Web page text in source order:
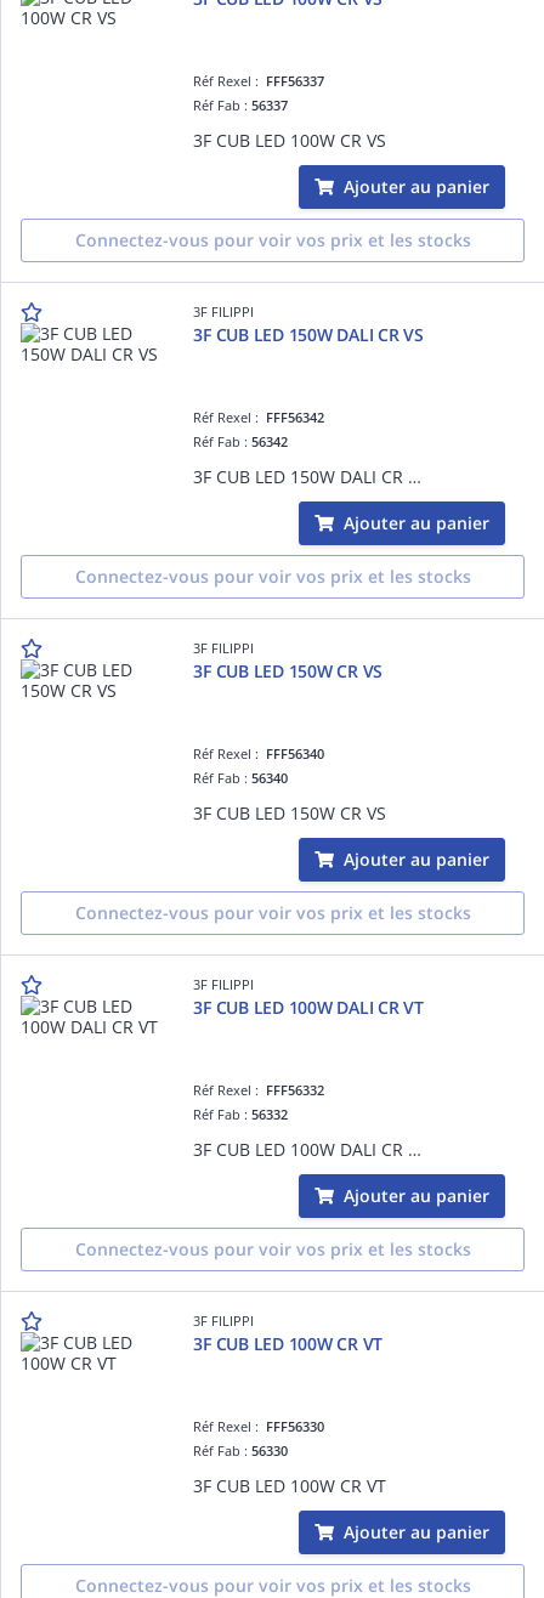
Réf Rexel : FFF56337
Réf Fab :56337
3F CUB LED 100W CR VS
Ajouter au panier
Connectez-vous pour voir vos prix et les stocks
3F FILIPPI
3F CUB LED 150W DALI CR VS
Réf Rexel : FFF56342
Réf Fab :56342
3F CUB LED 150W DALI CR VS
Ajouter au panier
Connectez-vous pour voir vos prix et les stocks
3F FILIPPI
3F CUB LED 150W CR VS
Réf Rexel : FFF56340
Réf Fab :56340
3F CUB LED 150W CR VS
Ajouter au panier
Connectez-vous pour voir vos prix et les stocks
3F FILIPPI
3F CUB LED 100W DALI CR VT
Réf Rexel : FFF56332
Réf Fab :56332
3F CUB LED 100W DALI CR VT
Ajouter au panier
Connectez-vous pour voir vos prix et les stocks
3F FILIPPI
3F CUB LED 100W CR VT
Réf Rexel : FFF56330
Réf Fab :56330
3F CUB LED 100W CR VT
Ajouter au panier
Connectez-vous pour voir vos prix et les stocks